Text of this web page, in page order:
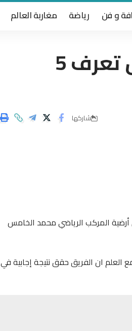
و فن رياضة مغاربة العالم
تشكيلة الرجاء امام أورلاندو بيرايتس تعرف 5
شاركها
أرضية المركب الرياضي محمد الخامس
العلم ان الفريق حقق نتيجة إجابية في